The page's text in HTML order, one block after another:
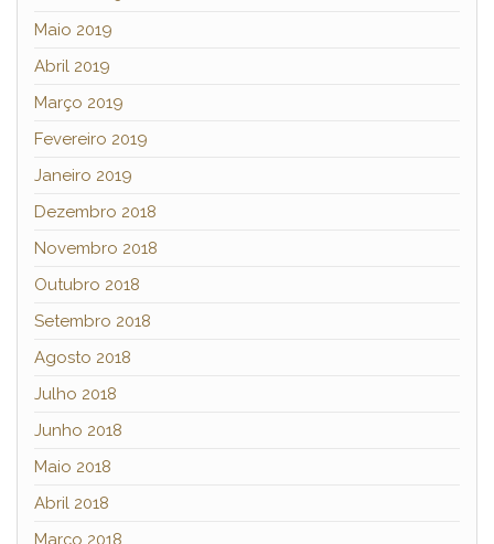
Maio 2019
Abril 2019
Março 2019
Fevereiro 2019
Janeiro 2019
Dezembro 2018
Novembro 2018
Outubro 2018
Setembro 2018
Agosto 2018
Julho 2018
Junho 2018
Maio 2018
Abril 2018
Março 2018